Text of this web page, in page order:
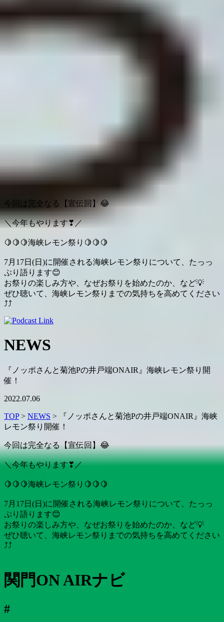
今回は完全なる【宣伝回】 😂
＼今年もやります❣／
🍋 🍋 🍋海峡レモン祭り 🍋 🍋 🍋
7月17日(日)に開催される海峡レモン祭りについて、たっっ
ぷり語ります😊
お祭りの楽しみ方や、なぜお祭りを始めたのか、など💡
ぜひ聴いて、海峡レモン祭りまでの気持ちを高めてください
⤴⤴
NEWS
『ノッポさんと菊池Pの井戸端ONAIR』海峡レモン祭り開
催！
2022.07.06
TOP> NEWS > 『ノッポさんと菊池Pの井戸端ONAIR』海峡
レモン祭り開催！
今回は完全なる【宣伝回】😂
＼今年もやります❣／
🍋 🍋 🍋海峡レモン祭り 🍋 🍋 🍋
7月17日(日)に開催される海峡レモン祭りについて、たっっ
ぷり語ります😊
お祭りの楽しみ方や、なぜお祭りを始めたのか、など💡
ぜひ聴いて、海峡レモン祭りまでの気持ちを高めてください
⤴⤴
関門ON AIRナビ
#